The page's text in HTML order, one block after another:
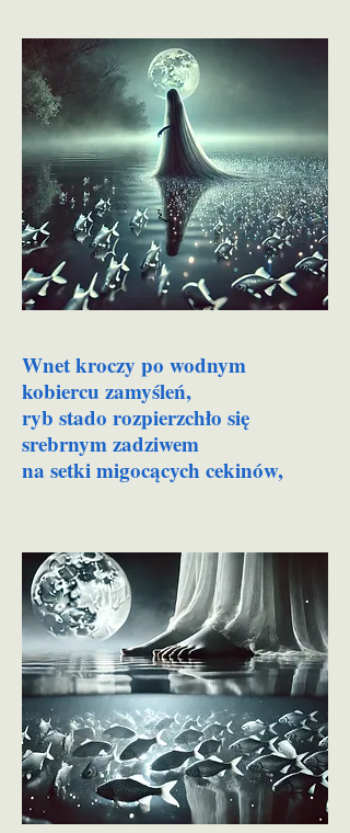
Wnet kroczy po wodnym
kobiercu zamyśleń,
ryb stado rozpierzchło się
srebrnym zadziwem
na setki migocących cekinów,